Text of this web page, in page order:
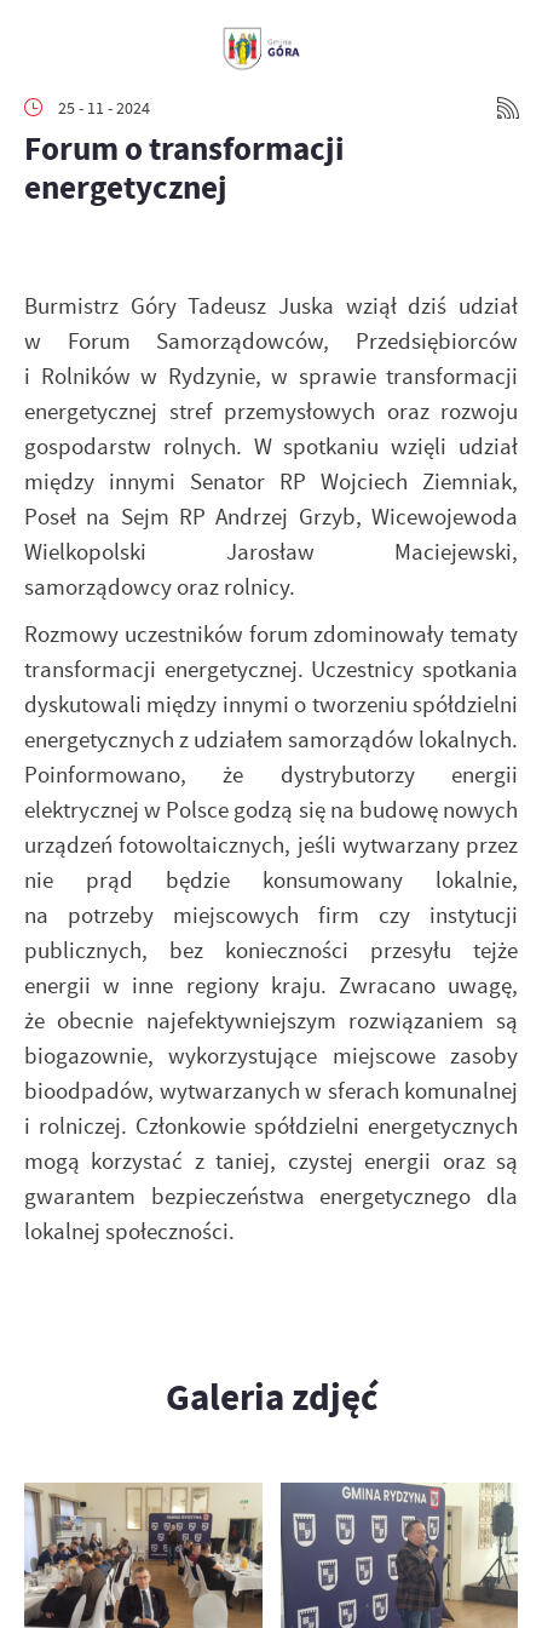
25 - 11 - 2024
Forum o transformacji
energetycznej
Burmistrz Góry Tadeusz Juska wziął dziś udział
w Forum Samorządowców, Przedsiębiorców
i Rolników w Rydzynie, w sprawie transformacji
energetycznej stref przemysłowych oraz rozwoju
gospodarstw rolnych. W spotkaniu wzięli udział
między innymi Senator RP Wojciech Ziemniak,
Poseł na Sejm RP Andrzej Grzyb, Wicewojewoda
Wielkopolski Jarosław Maciejewski,
samorządowcy oraz rolnicy.
Rozmowy uczestników forum zdominowały tematy
transformacji energetycznej. Uczestnicy spotkania
dyskutowali między innymi o tworzeniu spółdzielni
energetycznych z udziałem samorządów lokalnych.
Poinformowano, że dystrybutorzy energii
elektrycznej w Polsce godzą się na budowę nowych
urządzeń fotowoltaicznych, jeśli wytwarzany przez
nie prąd będzie konsumowany lokalnie,
na potrzeby miejscowych firm czy instytucji
publicznych, bez konieczności przesyłu tejże
energii w inne regiony kraju. Zwracano uwagę,
że obecnie najefektywniejszym rozwiązaniem są
biogazownie, wykorzystujące miejscowe zasoby
bioodpadów, wytwarzanych w sferach komunalnej
i rolniczej. Członkowie spółdzielni energetycznych
mogą korzystać z taniej, czystej energii oraz są
gwarantem bezpieczeństwa energetycznego dla
lokalnej społeczności.
Galeria zdjęć